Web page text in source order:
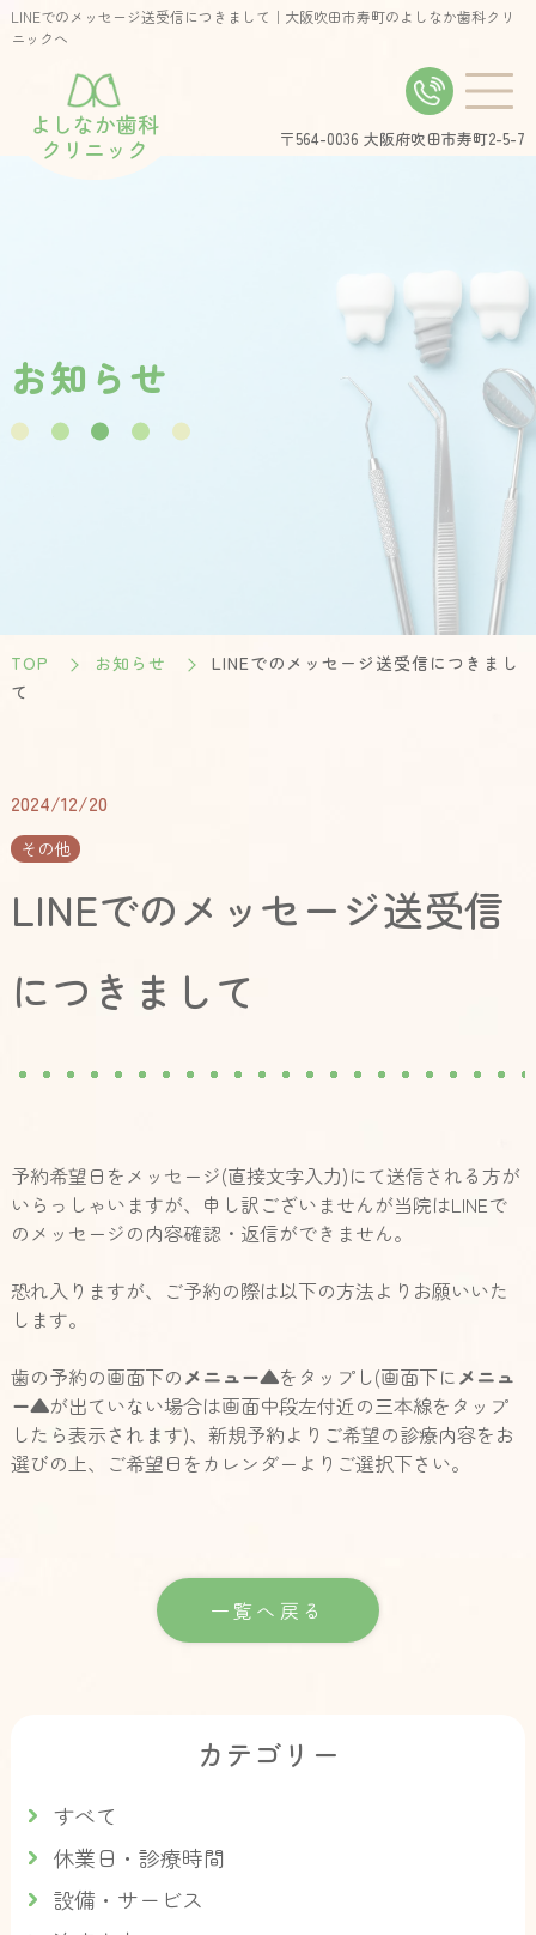
LINEでのメッセージ送受信につきまして｜大阪吹田市寿町のよしなか歯科クリ
ニックへ
よしなか歯科
クリニック
〒564-0036 大阪府吹田市寿町2-5-7
お知 らせ
TOP お知らせ
LINEでのメッセージ送受信につきまし
て
2024/12/20
その他
LINEでのメッセージ送受信
につきまして
予約希望日をメッセージ(直接文字入力)にて送信される方が
いらっしゃいますが、申し訳ございませんが当院はLINEで
のメッセージの内容確認・返信ができません。
恐れ入りますが、ご予約の際は以下の方法よりお願いいた
します。
歯の予約の画面下のメニュー▲をタップし(画面下にメニュ
ー▲が出ていない場合は画面中段左付近の三本線をタップ
したら表示されます)、新規予約よりご希望の診療内容をお
選びの上、ご希望日をカレンダーよりご選択下さい。
一覧へ戻る
カテゴリー
すべて
休業日・診療時間
設備・サービス